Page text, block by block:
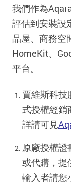
我們作為
評估到安裝設
品屋、商務空
HomeKit、
平台。
賈維斯科技
式授權經銷
詳請可見
原廠授權
或代購，提
輸入者請您